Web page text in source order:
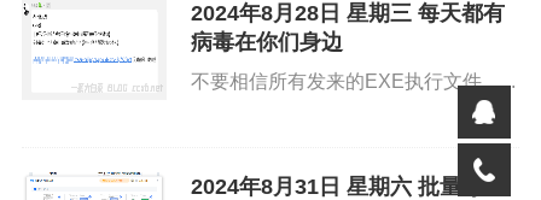
识库的搭建，旨在缓解我省企事业经办
人员在五险一金知识检索方...
2024年8月28日 星期三 每天都有
病毒在你们身边
不要相信所有发来的EXE执行文件。...
2024年8月31日 星期六 批量导出